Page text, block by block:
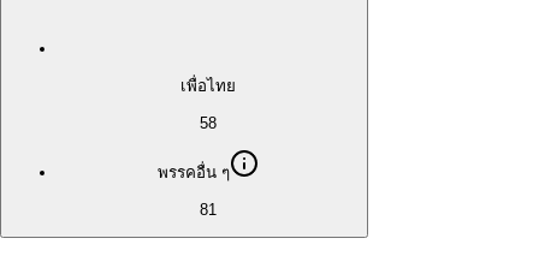
เพื่อไทย
58
พรรคอื่น ๆ
81